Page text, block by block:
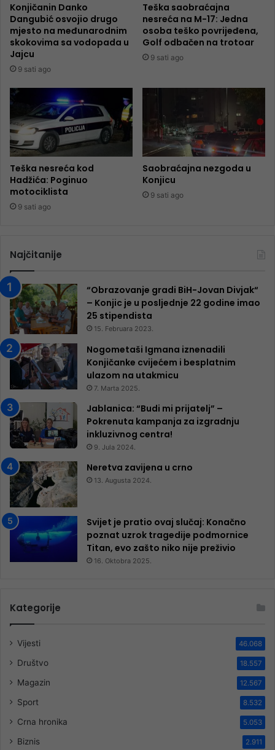
Konjičanin Danko
Dangubić osvojio drugo
mjesto na međunarodnim
skokovima sa vodopada u
Jajcu
9 sati ago
Teška saobraćajna
nesreća na M-17: Jedna
osoba teško povrijeđena,
Golf odbačen na trotoar
9 sati ago
Teška nesreća kod
Hadžića: Poginuo
motociklista
9 sati ago
Saobraćajna nezgoda u
Konjicu
9 sati ago
Najčitanije
“Obrazovanje gradi BiH-Jovan Divjak“
– Konjic je u posljednje 22 godine imao
25 ​​stipendista
15. Februara 2023.
Nogometaši Igmana iznenadili
Konjičanke cvijećem i besplatnim
ulazom na utakmicu
7. Marta 2025.
Jablanica: “Budi mi prijatelj” –
Pokrenuta kampanja za izgradnju
inkluzivnog centra!
9. Jula 2024.
Neretva zavijena u crno
13. Augusta 2024.
Svijet je pratio ovaj slučaj: Konačno
poznat uzrok tragedije podmornice
Titan, evo zašto niko nije preživio
16. Oktobra 2025.
Kategorije
Vijesti 46.068
Društvo 18.557
Magazin 12.567
Sport 8.532
Crna hronika 5.053
Biznis 2.911